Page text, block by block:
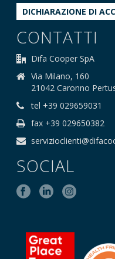
DICHIARAZIONE DI
CONTATTI
Difa Cooper SpA
Via Milano, 160
21042 Caronno
tel +39 029659031
fax +39 029650382
SOCIAL